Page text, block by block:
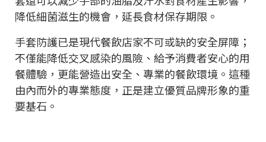
降低細菌滋生的機會，延長食材保存期限。
手套防護已是現代餐飲店家不可或缺的安全屏障；
不僅能降低交叉感染的風險、給予消費者安心的用
餐體驗，更能營造出安全、專業的餐飲環境。這種
由內而外的專業態度，正是建立優質品牌形象的重
要基石。